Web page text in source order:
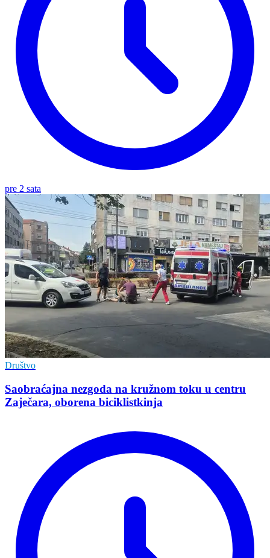
pre 2 sata
Društvo
Saobraćajna nezgoda na kružnom toku u centru
Zaječara, oborena biciklistkinja